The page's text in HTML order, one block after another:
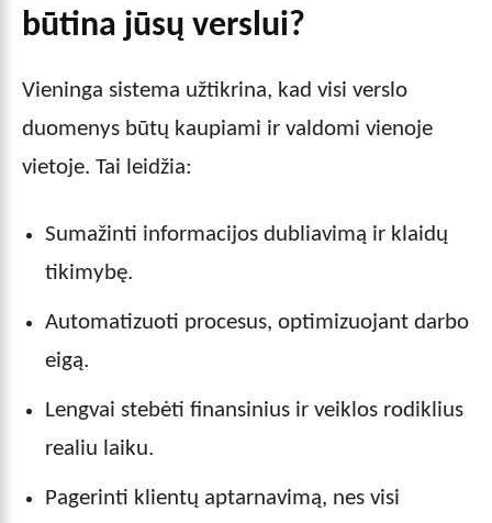
būtina jūsų verslui?
Vieninga sistema užtikrina, kad visi verslo
duomenys būtų kaupiami ir valdomi vienoje
vietoje. Tai leidžia:
Sumažinti informacijos dubliavimą ir klaidų
tikimybę.
Automatizuoti procesus, optimizuojant darbo
eigą.
Lengvai stebėti finansinius ir veiklos rodiklius
realiu laiku.
Pagerinti klientų aptarnavimą, nes visi